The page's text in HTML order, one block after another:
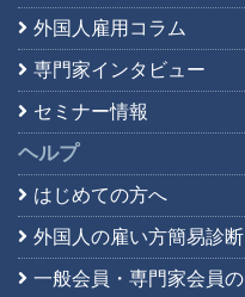
外国人雇用コラム
専門家インタビュー
セミナー情報
ヘルプ
はじめての方へ
外国人の雇い方簡易診断
一般会員・専門家会員の